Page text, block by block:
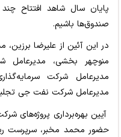
پایان سال شاهد افتتاح
صندوق‌ها باشیم.
در این آئین از علیرضا
منوچهر بخشی، مدیرعامل
مدیرعامل شرکت
مدیرعامل شرکت نفت جی
آیین بهره‌برداری پروژه‌های
حضور محمد مخبر، سرپرست